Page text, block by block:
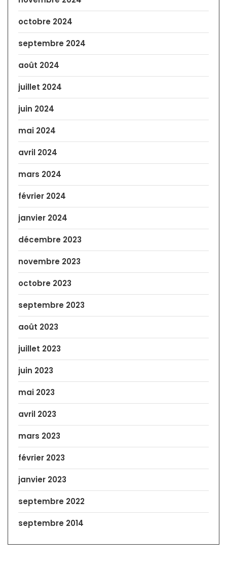
octobre 2024
septembre 2024
août 2024
juillet 2024
juin 2024
mai 2024
avril 2024
mars 2024
février 2024
janvier 2024
décembre 2023
novembre 2023
octobre 2023
septembre 2023
août 2023
juillet 2023
juin 2023
mai 2023
avril 2023
mars 2023
février 2023
janvier 2023
septembre 2022
septembre 2014